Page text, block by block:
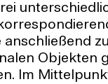
anschließend zu
Objekten
Im